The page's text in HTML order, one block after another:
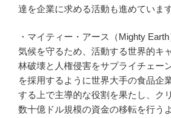
達を企業に求める活動も進めています
・マイティー・アース（Mighty Earth
気候を守るため、活動する世界的キ
林破壊と人権侵害をサプライチェー
を採用するように世界大手の食品企
する上で主導的な役割を果たし、ク
数十億ドル規模の資金の移転を行う